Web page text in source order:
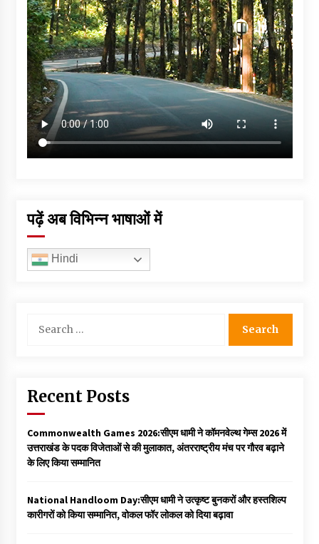
पढ़ें अब विभिन्न भाषाओं में
Hindi
for:
Recent Posts
Commonwealth Games 2026:सीएम धामी ने कॉमनवेल्थ गेम्स 2026 में
उत्तराखंड के पदक विजेताओं से की मुलाकात, अंतरराष्ट्रीय मंच पर गौरव बढ़ाने
के लिए किया सम्मानित
National Handloom Day:सीएम धामी ने उत्कृष्ट बुनकरों और हस्तशिल्प
कारीगरों को किया सम्मानित, वोकल फॉर लोकल को दिया बढ़ावा